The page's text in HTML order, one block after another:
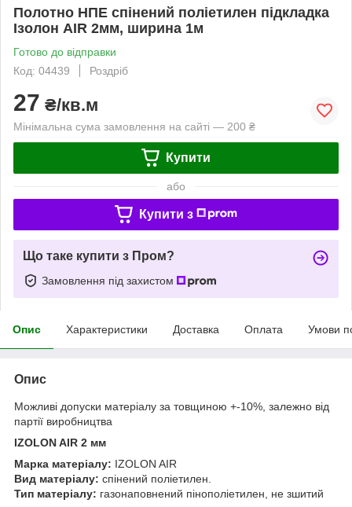
Полотно НПЕ спінений поліетилен підкладка
Ізолон AIR 2мм, ширина 1м
Готово до відправки
Код: 04439
Роздріб
27 ₴/кв.м
Мінімальна сума замовлення на сайті — 200 ₴
Купити
або
Купити з
Що таке купити з Пром?
Замовлення під захистом
Опис Характеристики Доставка Оплата Умови
Опис
Можливі допуски матеріалу за товщиною +-10%, залежно від
партії виробництва
IZOLON AIR 2 мм
Марка матеріалу: IZOLON AIR
Вид матеріалу: спінений поліетилен.
Тип матеріалу: газонаповнений пінополіетилен, не зшитий